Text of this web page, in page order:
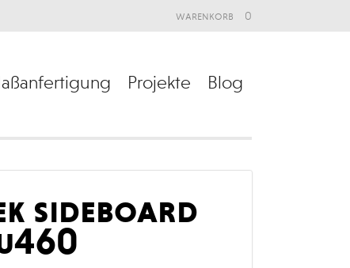
Blog
Projekte
warenkorb 0
sideboard